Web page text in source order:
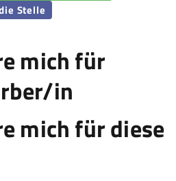
Stelle
mich für
in
mich für diese